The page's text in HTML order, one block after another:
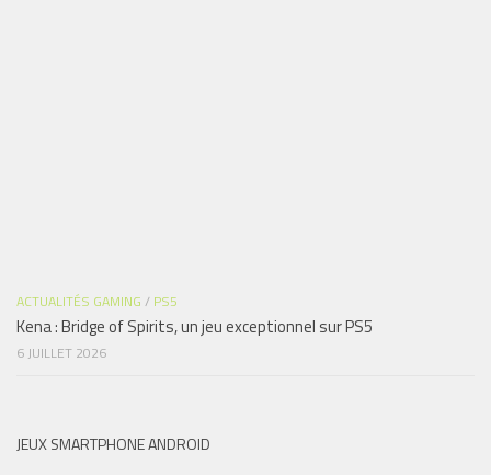
ACTUALITÉS GAMING / PS5
Kena : Bridge of Spirits, un jeu exceptionnel sur PS5
6 JUILLET 2026
JEUX SMARTPHONE ANDROID